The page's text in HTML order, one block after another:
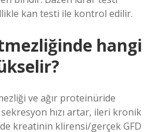
kan testi ile kontrol edilir.
hangi
ve ağır proteinüride
hızı artar, ileri kronik
kreatinin klirensi/gerçek GFD